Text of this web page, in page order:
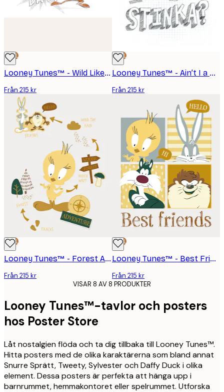
DEAL
Looney Tunes™ - Wild Like My Daddy Poster
Från 215 kr
DEAL
Looney Tunes™ - Ain’t I a Stinka? Poster
Från 215 kr
DEAL
Looney Tunes™ - Forest Adventure Poster
Från 215 kr
DEAL
Looney Tunes™ - Best Friends Poster
Från 215 kr
VISAR 8 AV 8 PRODUKTER
Looney Tunes™-tavlor och posters
hos Poster Store
Låt nostalgien flöda och ta dig tillbaka till Looney Tunes™.
Hitta posters med de olika karaktärerna som bland annat
Snurre Sprätt, Tweety, Sylvester och Daffy Duck i olika
element. Dessa posters är perfekta att hänga upp i
barnrummet, hemmakontoret eller spelrummet. Utforska